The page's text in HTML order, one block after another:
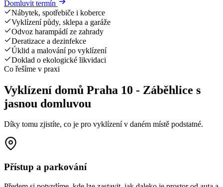
Domluvit termín
Nábytek, spotřebiče i koberce
Vyklízení půdy, sklepa a garáže
Odvoz harampádí ze zahrady
Deratizace a dezinfekce
Úklid a malování po vyklízení
Doklad o ekologické likvidaci
Co řešíme v praxi
Vyklízení domů Praha 10 - Záběhlice s
jasnou domluvou
Díky tomu zjistíte, co je pro vyklízení v daném místě podstatné.
Přístup a parkování